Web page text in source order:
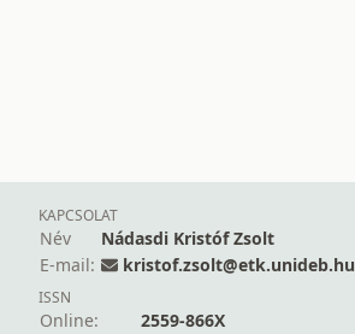
KAPCSOLAT
Név
Nádasdi Kristóf Zsolt
E-mail:
kristof.zsolt@etk.unideb.hu
ISSN
Online:
2559-866X